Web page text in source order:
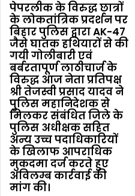
पेपरलीक के विरुद्ध छात्रों
के लोकतांत्रिक प्रदर्शन पर
बिहार पुलिस द्वारा AK-47
जैसे घातक हथियारों से की
गयी गोलीबारी एवं
बर्बरतापूर्ण लाठीचार्ज के
विरुद्ध आज नेता प्रतिपक्ष
श्री तेजस्वी प्रसाद यादव ने
पुलिस महानिदेशक से
मिलकर संबंधित जिले के
पुलिस अधीक्षक सहित
अन्य उच्च पदाधिकारियों
के खिलाफ आपराधिक
मुकदमा दर्ज करते हुए
अविलम्ब कार्रवाई की
मांग की।